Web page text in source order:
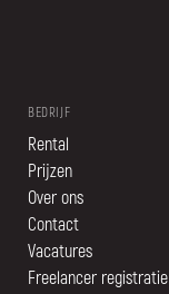
BEDRIJF
Rental
Prijzen
Over ons
Contact
Vacatures
Freelancer registratie